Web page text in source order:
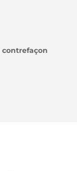
contrefaçon